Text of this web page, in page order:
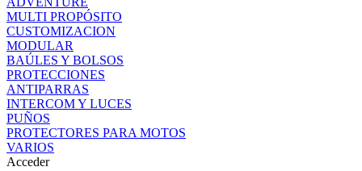
MULTI PROPÓSITO
CUSTOMIZACION
MODULAR
BAÚLES Y BOLSOS
PROTECCIONES
ANTIPARRAS
INTERCOM Y LUCES
PUÑOS
PROTECTORES PARA MOTOS
VARIOS
Acceder